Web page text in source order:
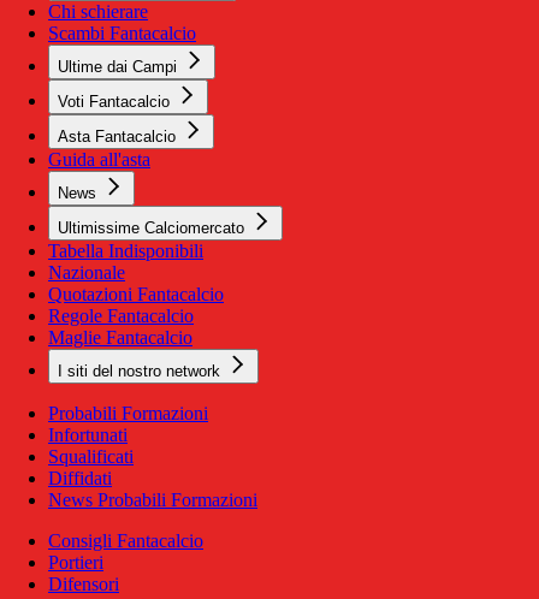
Chi schierare
Scambi Fantacalcio
Ultime dai Campi
Voti Fantacalcio
Asta Fantacalcio
Guida all'asta
News
Ultimissime Calciomercato
Tabella Indisponibili
Nazionale
Quotazioni Fantacalcio
Regole Fantacalcio
Maglie Fantacalcio
I siti del nostro network
Probabili Formazioni
Infortunati
Squalificati
Diffidati
News Probabili Formazioni
Consigli Fantacalcio
Portieri
Difensori